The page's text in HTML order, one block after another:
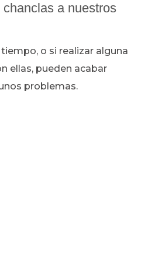
a nuestros
o si realizar alguna
ellas, pueden acabar
problemas.